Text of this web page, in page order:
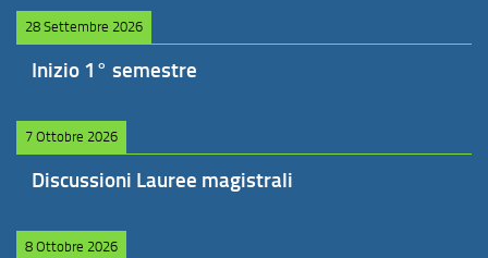
28 Settembre 2026
Inizio 1° semestre
7 Ottobre 2026
Discussioni Lauree magistrali
8 Ottobre 2026